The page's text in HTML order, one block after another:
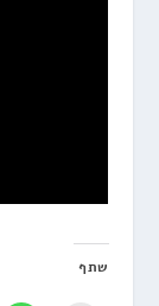
שתף